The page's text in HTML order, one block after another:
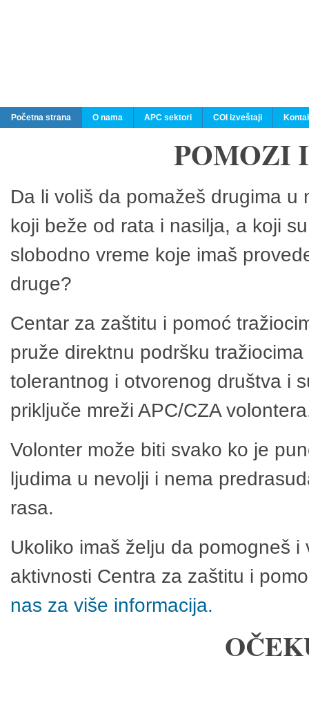
Početna strana O nama APC sektori COI izveštaji
POMOZI
Da li voliš da pomažeš drugima
koji beže od rata i nasilja, a koji
slobodno vreme koje imaš
druge?
Centar za zaštitu i pomoć
pruže direktnu podršku
tolerantnog i otvorenog društva i
priključe mreži APC/CZA
Volonter može biti svako ko je
ljudima u nevolji i nema
rasa.
Ukoliko imaš želju da pomogneš
aktivnosti Centra za zaštitu i
nas za više informacija.